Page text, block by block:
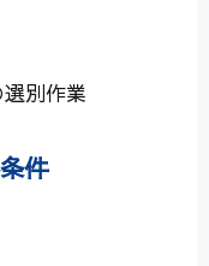
別作業
件